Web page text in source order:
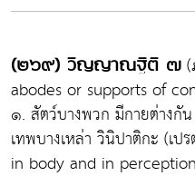
(๒๖๙) วิญญาณฐิติ ๗
abodes or supports of
๑. สัตว์บางพวก มีกายต่าง
เทพบางเหล่า วินิปาติกะ (เ
in body and in